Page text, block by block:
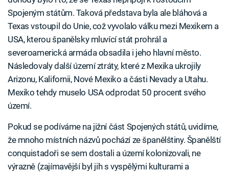
Spojeným státům. Taková představa byla ale bláhová a
Texas vstoupil do Unie, což vyvolalo válku mezi Mexikem a
USA, kterou španělsky mluvící stát prohrál a
severoamerická armáda obsadila i jeho hlavní město.
Následovaly další území ztráty, které z Mexika ukrojily
Arizonu, Kalifornii, Nové Mexiko a části Nevady a Utahu.
Mexiko tehdy muselo USA odprodat 50 procent svého
území.
Pokud se podíváme na jižní část Spojených států, uvidíme,
že mnoho místních názvů pochází ze španělštiny. Španělští
conquistadoři se sem dostali a území kolonizovali, ne
výrazně (zajímavější byl jih s vyspělými kulturami a